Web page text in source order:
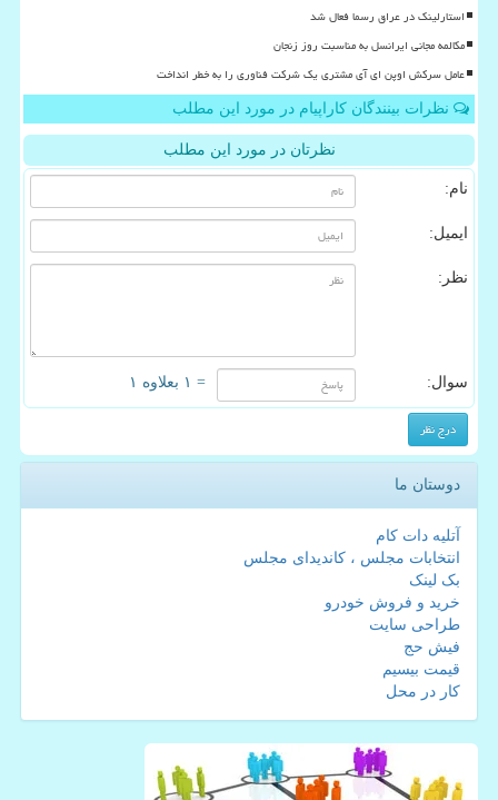
استارلینک در عراق رسما فعال شد
مکالمه مجانی ایرانسل به مناسبت روز زنجان
عامل سرکش اوپن ای آی مشتری یک شرکت فناوری را به خطر انداخت
نظرات بینندگان کاراپیام در مورد این مطلب
نظرتان در مورد این مطلب
نام:
ایمیل:
نظر:
سوال: = ۱ بعلاوه ۱
دوستان ما
آتلیه دات کام
انتخابات مجلس ، کاندیدای مجلس
بک لینک
خرید و فروش خودرو
طراحی سایت
فیش حج
قیمت بیسیم
کار در محل